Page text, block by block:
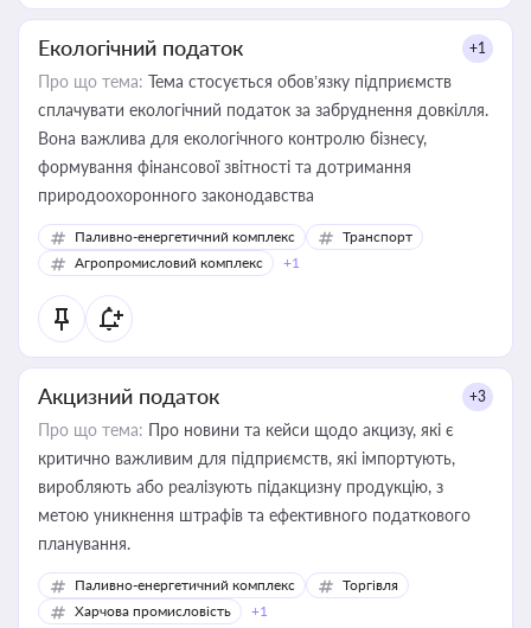
Екологічний податок +1
Про що тема: Тема стосується обов’язку підприємств
сплачувати екологічний податок за забруднення довкілля.
Вона важлива для екологічного контролю бізнесу,
формування фінансової звітності та дотримання
природоохоронного законодавства
Паливно-енергетичний комплекс
Транспорт
Агропромисловий комплекс
+1
Акцизний податок +3
Про що тема: Про новини та кейси щодо акцизу, які є
критично важливим для підприємств, які імпортують,
виробляють або реалізують підакцизну продукцію, з
метою уникнення штрафів та ефективного податкового
планування.
Паливно-енергетичний комплекс
Торгівля
Харчова промисловість
+1